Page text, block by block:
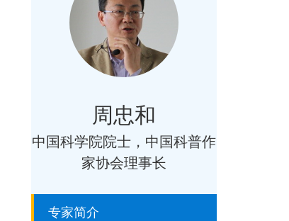
周忠和
中国科学院院士，中国科普作
家协会理事长
专家简介